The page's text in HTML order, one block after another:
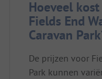
Hoeveel
Fields End
Caravan
De prijzen voor
Park kunnen